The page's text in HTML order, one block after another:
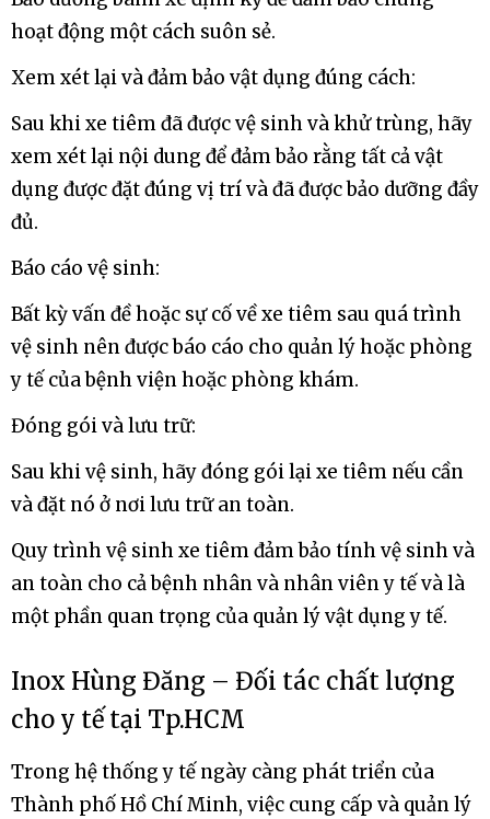
hoạt động một cách suôn sẻ.
Xem xét lại và đảm bảo vật dụng đúng cách:
Sau khi xe tiêm đã được vệ sinh và khử trùng, hãy
xem xét lại nội dung để đảm bảo rằng tất cả vật
dụng được đặt đúng vị trí và đã được bảo dưỡng đầy
đủ.
Báo cáo vệ sinh:
Bất kỳ vấn đề hoặc sự cố về xe tiêm sau quá trình
vệ sinh nên được báo cáo cho quản lý hoặc phòng
y tế của bệnh viện hoặc phòng khám.
Đóng gói và lưu trữ:
Sau khi vệ sinh, hãy đóng gói lại xe tiêm nếu cần
và đặt nó ở nơi lưu trữ an toàn.
Quy trình vệ sinh xe tiêm đảm bảo tính vệ sinh và
an toàn cho cả bệnh nhân và nhân viên y tế và là
một phần quan trọng của quản lý vật dụng y tế.
Inox Hùng Đăng – Đối tác chất lượng
cho y tế tại Tp.HCM
Trong hệ thống y tế ngày càng phát triển của
Thành phố Hồ Chí Minh, việc cung cấp và quản lý